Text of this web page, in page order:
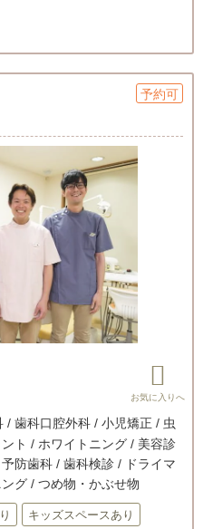
予約可
/ 歯科口腔外科 / 小児矯正 / 虫
ト / ホワイトニング / 美容診
防歯科 / 歯科検診 / ドライマ
グ / つめ物・かぶせ物
キッズスペースあり